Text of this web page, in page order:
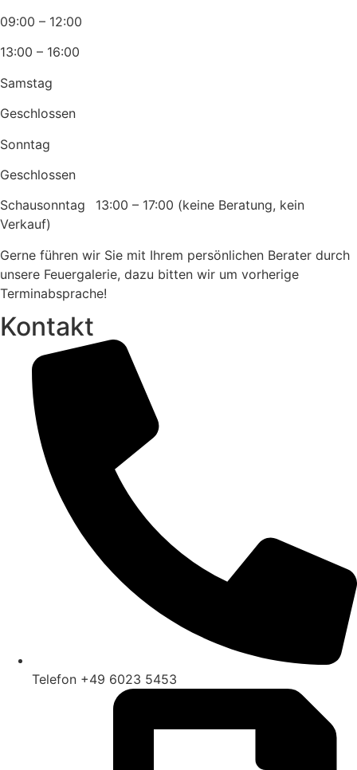
09:00 – 12:00
13:00 – 16:00
Samstag
Geschlossen
Sonntag
Geschlossen
Schausonntag 13:00 – 17:00 (keine Beratung, kein
Verkauf)
Gerne führen wir Sie mit Ihrem persönlichen Berater durch
unsere Feuergalerie, dazu bitten wir um vorherige
Terminabsprache!
Kontakt
Telefon +49 6023 5453